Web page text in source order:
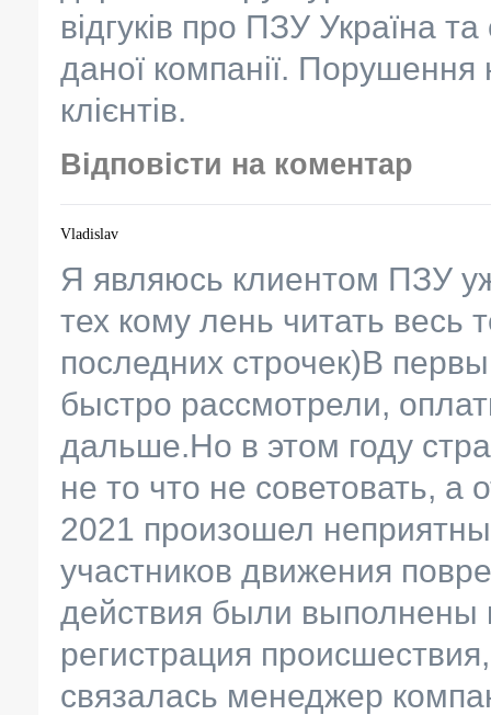
відгуків про ПЗУ Україна
даної компанії.
клієнтів.
Відповісти на коментар
Vladislav
Я являюсь клиентом ПЗУ
тех кому лень читать весь
последних строчек)В
быстро рассмотрели,
дальше.Но в этом году
не то что не советовать, а
2021 произошел
участников движения
действия были выполнены
регистрация
связалась менеджер